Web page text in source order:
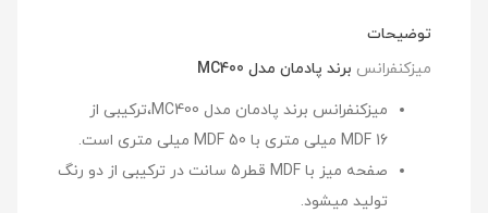
توضیحات
میزکنفرانس برند پادمان مدل MC400
میزکنفرانس برند پادمان مدل MC400،ترکیبی از
MDF 16 میلی متری با MDF 50 میلی متری است.
صفحه میز با MDF قطر5 سانت در ترکیبی از دو رنگ
تولید میشود.